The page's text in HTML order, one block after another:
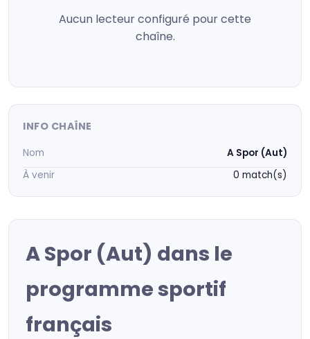
Aucun lecteur configuré pour cette
chaîne.
INFO CHAÎNE
Nom
A Spor (Aut)
À venir
0 match(s)
A Spor (Aut) dans le
programme sportif
français